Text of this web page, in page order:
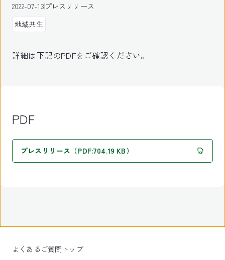
2022-07-13プレスリリース
地域共生
詳細は下記のPDFをご確認ください。
PDF
プレスリリース（PDF:704.19 KB）
よくあるご質問トップ